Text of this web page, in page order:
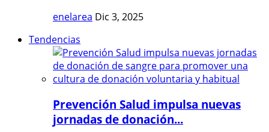
enelarea Dic 3, 2025
Tendencias
Prevención Salud impulsa nuevas
jornadas de donación...